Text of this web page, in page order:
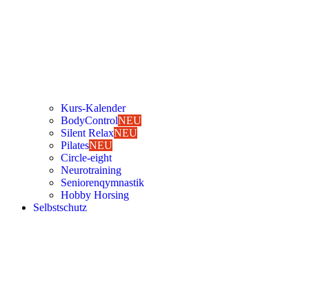
Kurs-Kalen­­der
Body­Con­trolNEU
Silent RelaxNEU
Pila­tesNEU
Cir­cle-eight
Neu­ro­trai­ning
Senio­ren­qym­nas­tik
Hob­by Hor­sing
Selbst­schutz